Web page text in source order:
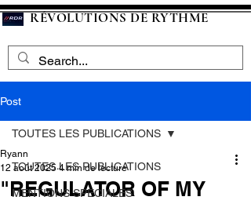
RÉVOLUTIONS DE RYTHME
Post
TOUTES LES PUBLICATIONS
MENTIONS SPECIALES
TOUTES LES PUBLICATIONS
"REGULATOR OF MY
Ryann
12 août 2025 4 min de lecture